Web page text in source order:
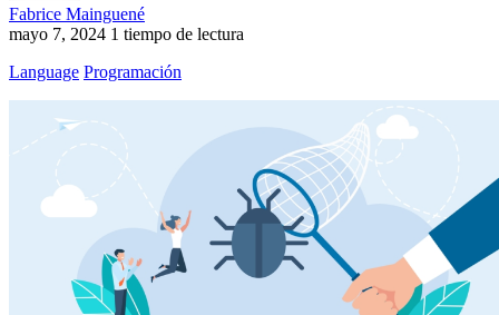
Fabrice Mainguené
mayo 7, 2024 1 tiempo de lectura
Language Programación